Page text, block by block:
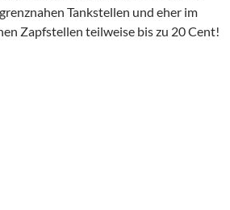
Tankstellen und eher im
Zapfstellen teilweise bis zu 20 Cent!